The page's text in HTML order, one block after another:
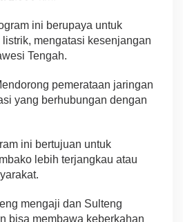
ini berupaya untuk
mengatasi kesenjangan
Tengah.
pemerataan jaringan
yang berhubungan dengan
ini bertujuan untuk
lebih terjangkau atau
mengaji dan Sulteng
bisa membawa keberkahan